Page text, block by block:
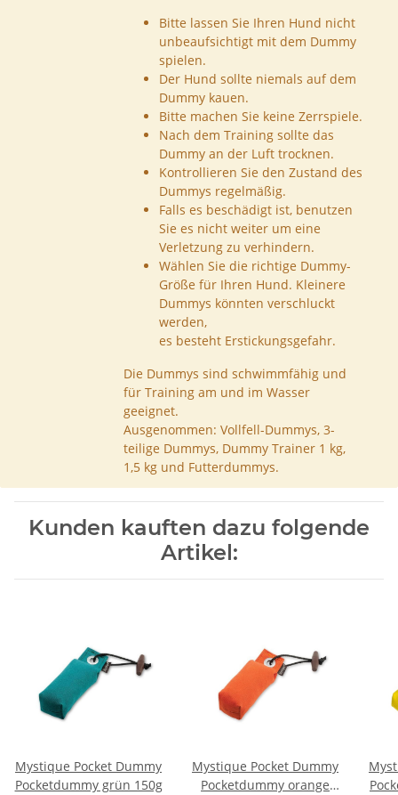
Bitte lassen Sie Ihren Hund nicht
unbeaufsichtigt mit dem Dummy
spielen.
Der Hund sollte niemals auf dem
Dummy kauen.
Bitte machen Sie keine Zerrspiele.
Nach dem Training sollte das
Dummy an der Luft trocknen.
Kontrollieren Sie den Zustand des
Dummys regelmäßig.
Falls es beschädigt ist, benutzen
Sie es nicht weiter um eine
Verletzung zu verhindern.
Wählen Sie die richtige Dummy-
Größe für Ihren Hund. Kleinere
Dummys könnten verschluckt
werden,
es besteht Erstickungsgefahr.
Die Dummys sind schwimmfähig und
für Training am und im Wasser
geeignet.
Ausgenommen: Vollfell-Dummys, 3-
teilige Dummys, Dummy Trainer 1 kg,
1,5 kg und Futterdummys.
Kunden kauften dazu folgende
Artikel:
Mystique Pocket Dummy
Pocketdummy grün 150g
Mystique Pocket Dummy
Pocketdummy orange